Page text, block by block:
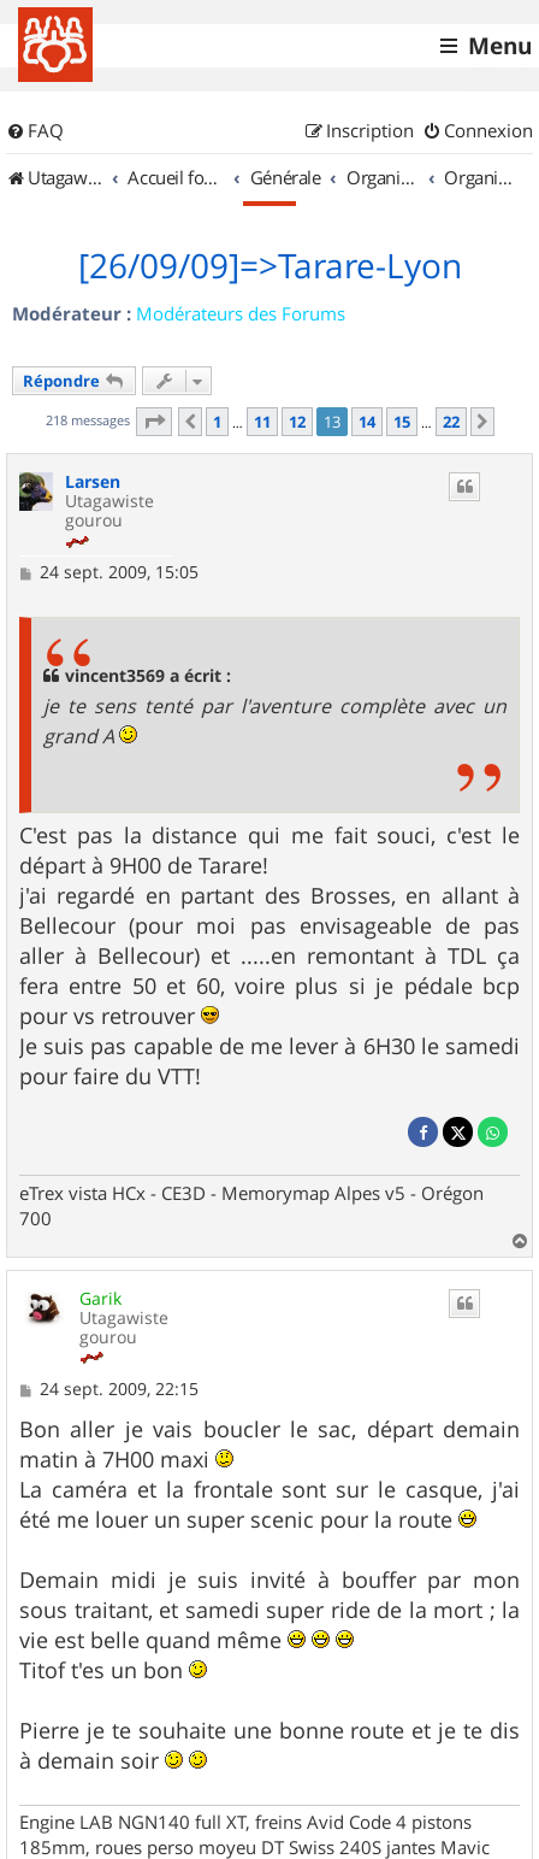
Menu
FAQ Connexion
Inscription
UtagawaVTT (Randos VTT et VTTAE avec traces GPS)
Accueil forum Générale Organisation de sorties & Recherche de partenaires Organisation de sorties en région Rhône Alpes
[26/09/09]=>Tarare-Lyon
Modérateur : Modérateurs des Forums
Répondre
218 messages Page 13 sur22
Précédent
1 … 11 12 13 14 15 … 22
Larsen
Utagawiste
gourou
M
24 sept. 2009, 15:05
vincent3569 a écrit :
je te sens tenté par l'aventure complète avec un
grand A
C'est pas la distance qui me fait souci, c'est le
départ à 9H00 de Tarare!
j'ai regardé en partant des Brosses, en allant à
Bellecour (pour moi pas envisageable de pas
aller à Bellecour) et .....en remontant à TDL ça
fera entre 50 et 60, voire plus si je pédale bcp
pour vs retrouver
Je suis pas capable de me lever à 6H30 le samedi
pour faire du VTT!
eTrex vista HCx - CE3D - Memorymap Alpes v5 - Orégon
700
a
u
Garik
Utagawiste
gourou
M
s
s
a
g
e
24 sept. 2009, 22:15
Bon aller je vais boucler le sac, départ demain
matin à 7H00 maxi
La caméra et la frontale sont sur le casque, j'ai
été me louer un super scenic pour la route
Demain midi je suis invité à bouffer par mon
sous traitant, et samedi super ride de la mort ; la
vie est belle quand même
Titof t'es un bon
Pierre je te souhaite une bonne route et je te dis
à demain soir
Engine LAB NGN140 full XT, freins Avid Code 4 pistons
185mm, roues perso moyeu DT Swiss 240S jantes Mavic